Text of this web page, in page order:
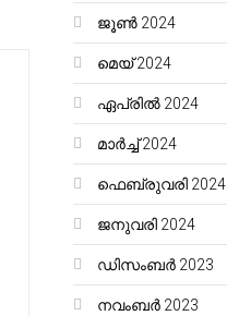
ജൂൺ 2024
മെയ്‌ 2024
ഏപ്രിൽ 2024
മാർച്ച്‌ 2024
ഫെബ്രുവരി 2024
ജനുവരി 2024
ഡിസംബർ 2023
നവംബർ 2023